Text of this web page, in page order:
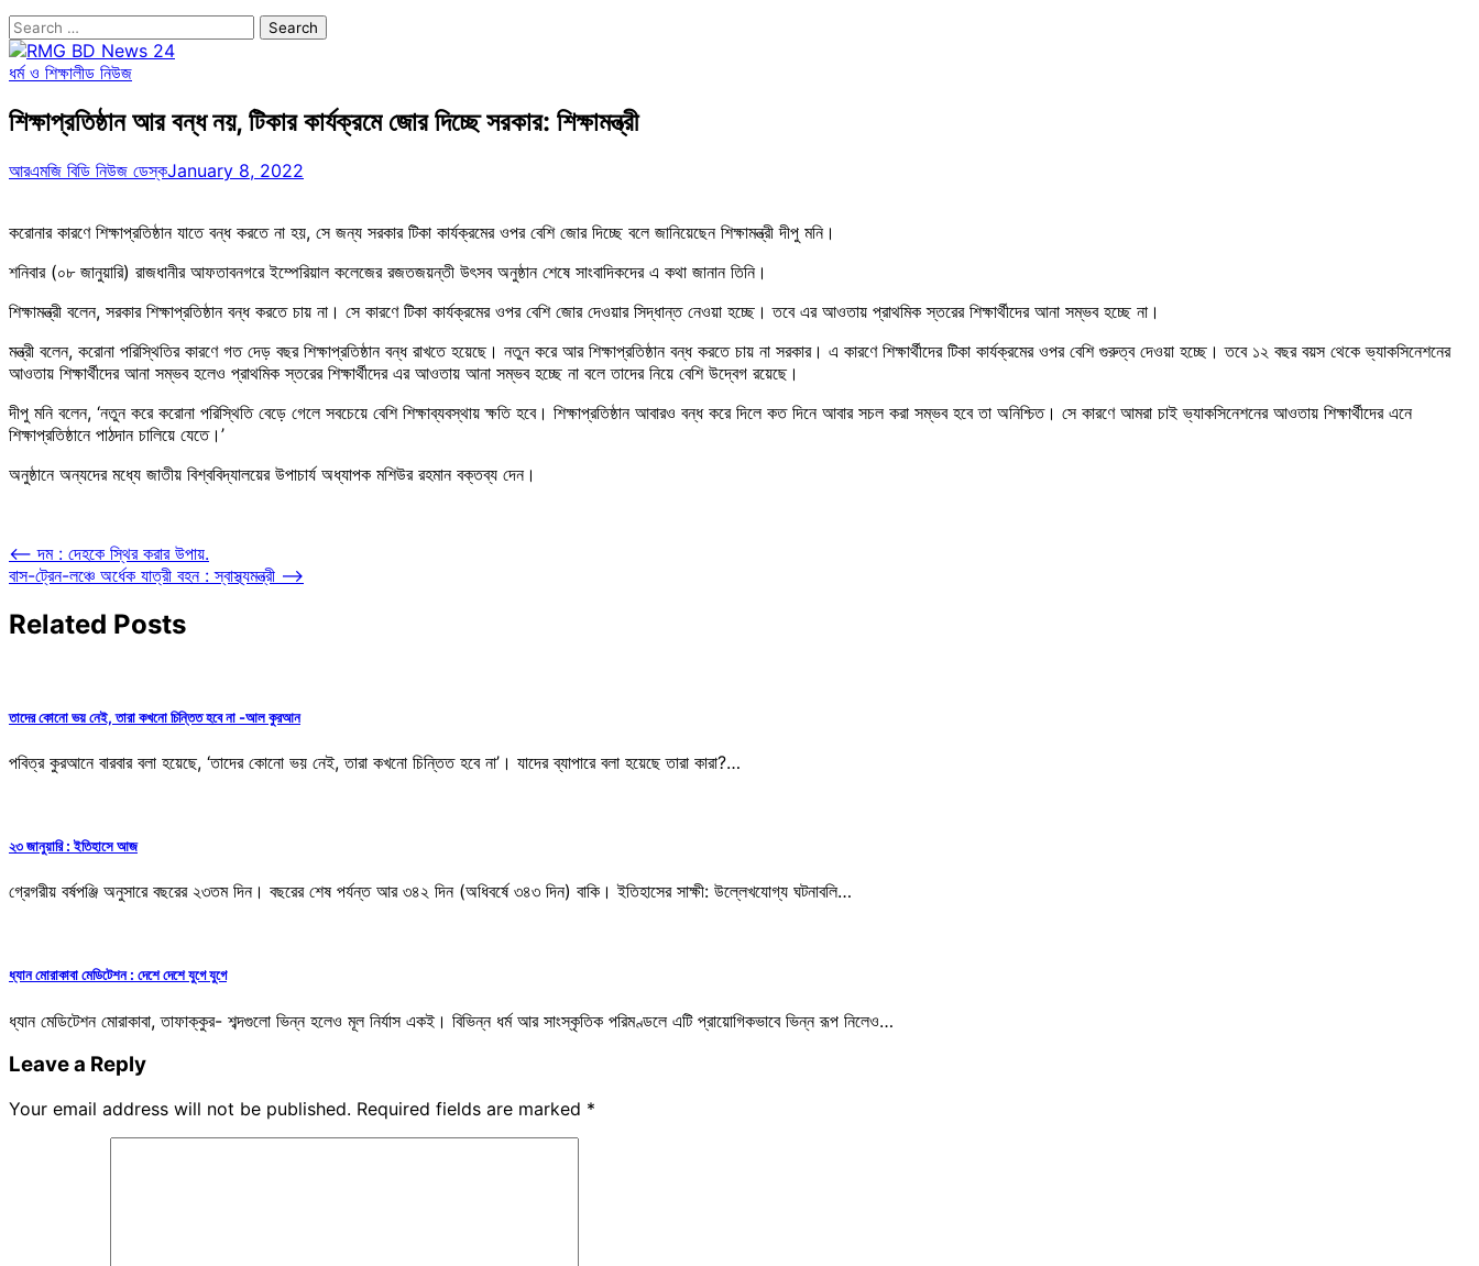
Search
for:
ধর্ম ও শিক্ষালীড নিউজ
শিক্ষাপ্রতিষ্ঠান আর বন্ধ নয়, টিকার কার্যক্রমে জোর দিচ্ছে সরকার: শিক্ষামন্ত্রী
আরএমজি বিডি নিউজ ডেস্কJanuary 8, 2022
করোনার কারণে শিক্ষাপ্রতিষ্ঠান যাতে বন্ধ করতে না হয়, সে জন্য সরকার টিকা কার্যক্রমের ওপর বেশি জোর দিচ্ছে বলে জানিয়েছেন শিক্ষামন্ত্রী দীপু মনি।
শনিবার (০৮ জানুয়ারি) রাজধানীর আফতাবনগরে ইম্পেরিয়াল কলেজের রজতজয়ন্তী উৎসব অনুষ্ঠান শেষে সাংবাদিকদের এ কথা জানান তিনি।
শিক্ষামন্ত্রী বলেন, সরকার শিক্ষাপ্রতিষ্ঠান বন্ধ করতে চায় না। সে কারণে টিকা কার্যক্রমের ওপর বেশি জোর দেওয়ার সিদ্ধান্ত নেওয়া হচ্ছে। তবে এর আওতায় প্রাথমিক স্তরের শিক্ষার্থীদের আনা সম্ভব হচ্ছে না।
মন্ত্রী বলেন, করোনা পরিস্থিতির কারণে গত দেড় বছর শিক্ষাপ্রতিষ্ঠান বন্ধ রাখতে হয়েছে। নতুন করে আর শিক্ষাপ্রতিষ্ঠান বন্ধ করতে চায় না সরকার। এ কারণে শিক্ষার্থীদের টিকা কার্যক্রমের ওপর বেশি গুরুত্ব দেওয়া হচ্ছে। তবে ১২ বছর বয়স থেকে ভ্যাকসিনেশনের
আওতায় শিক্ষার্থীদের আনা সম্ভব হলেও প্রাথমিক স্তরের শিক্ষার্থীদের এর আওতায় আনা সম্ভব হচ্ছে না বলে তাদের নিয়ে বেশি উদ্বেগ রয়েছে।
দীপু মনি বলেন, ‘নতুন করে করোনা পরিস্থিতি বেড়ে গেলে সবচেয়ে বেশি শিক্ষাব্যবস্থায় ক্ষতি হবে। শিক্ষাপ্রতিষ্ঠান আবারও বন্ধ করে দিলে কত দিনে আবার সচল করা সম্ভব হবে তা অনিশ্চিত। সে কারণে আমরা চাই ভ্যাকসিনেশনের আওতায় শিক্ষার্থীদের এনে
শিক্ষাপ্রতিষ্ঠানে পাঠদান চালিয়ে যেতে।’
অনুষ্ঠানে অন্যদের মধ্যে জাতীয় বিশ্ববিদ্যালয়ের উপাচার্য অধ্যাপক মশিউর রহমান বক্তব্য দেন।
Post
navigation
⟵ দম : দেহকে স্থির করার উপায়.
বাস-ট্রেন-লঞ্চে অর্ধেক যাত্রী বহন : স্বাস্থ্যমন্ত্রী ⟶
Related Posts
তাদের কোনো ভয় নেই, তারা কখনো চিন্তিত হবে না -আল কুরআন
পবিত্র কুরআনে বারবার বলা হয়েছে, ‘তাদের কোনো ভয় নেই, তারা কখনো চিন্তিত হবে না’। যাদের ব্যাপারে বলা হয়েছে তারা কারা?…
২৩ জানুয়ারি : ইতিহাসে আজ
গ্রেগরীয় বর্ষপঞ্জি অনুসারে বছরের ২৩তম দিন। বছরের শেষ পর্যন্ত আর ৩৪২ দিন (অধিবর্ষে ৩৪৩ দিন) বাকি। ইতিহাসের সাক্ষী: উল্লেখযোগ্য ঘটনাবলি…
ধ্যান মোরাকাবা মেডিটেশন : দেশে দেশে যুগে যুগে
ধ্যান মেডিটেশন মোরাকাবা, তাফাক্কুর- শব্দগুলো ভিন্ন হলেও মূল নির্যাস একই। বিভিন্ন ধর্ম আর সাংস্কৃতিক পরিমণ্ডলে এটি প্রায়োগিকভাবে ভিন্ন রূপ নিলেও…
Leave a Reply
Your email address will not be published. Required fields are marked *